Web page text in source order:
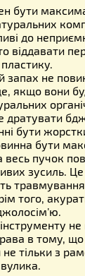
бути
до
віддавати
запах не
якщо вони
дратувати
бути
бути
пучок
зусиль.
того,
в тому, що
тільки з